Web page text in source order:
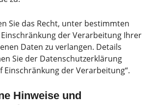
Sie das Recht, unter bestimmten
der Verarbeitung Ihrer
Daten zu verlangen. Details
Sie der Datenschutzerklärung
Einschränkung der Verarbeitung“.
Hinweise und